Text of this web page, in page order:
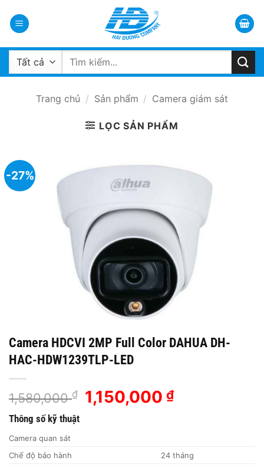
qua
dung
Tìm
Trang chủ / Sản phẩm / Camera giám sát
LỌC SẢN PHẨM
-27%
Camera HDCVI 2MP Full Color DAHUA DH-
HAC-HDW1239TLP-LED
1,580,000₫
Giá
gốc
1,150,000₫Giá
1,150,000 ₫.
Thông số kỹ thuật
Camera quan sát
Chế độ bảo hành
24 tháng